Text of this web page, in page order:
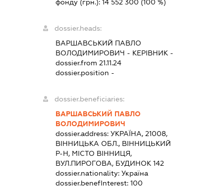
фонду (грн.):14 552 300 (100 %)
dossier.heads:
ВАРШАВСЬКИЙ ПАВЛО
ВОЛОДИМИРОВИЧ - КЕРІВНИК -
dossier.from 21.11.24
dossier.position -
dossier.beneficiaries:
ВАРШАВСЬКИЙ ПАВЛО
ВОЛОДИМИРОВИЧ
dossier.address:УКРАЇНА, 21008,
ВІННИЦЬКА ОБЛ., ВІННИЦЬКИЙ
Р-Н, МІСТО ВІННИЦЯ,
ВУЛ.ПИРОГОВА, БУДИНОК 142
dossier.nationality:Україна
dossier.benefInterest:100